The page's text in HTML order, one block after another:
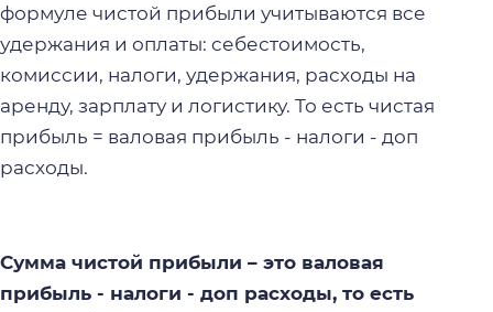
формуле чистой прибыли учитываются все
удержания и оплаты: себестоимость,
комиссии, налоги, удержания, расходы на
аренду, зарплату и логистику. То есть чистая
прибыль = валовая прибыль - налоги - доп
расходы.
Сумма чистой прибыли – это валовая
прибыль - налоги - доп расходы, то есть